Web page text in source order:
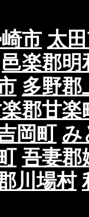
市 太
邑楽郡明
多野郡
郡甘楽
岡町 み
吾妻郡
川場村